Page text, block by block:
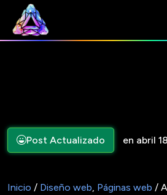
Post Actualizado en abril
Inicio / Diseño web, Páginas web /